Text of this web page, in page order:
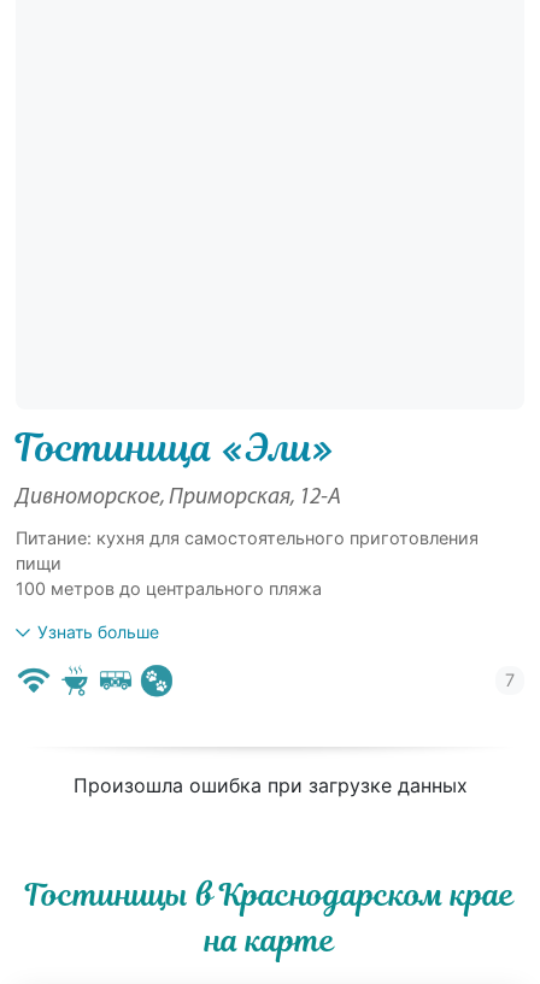
Гостиница «Эли»
Дивноморское, Приморская, 12-А
Питание: кухня для самостоятельного приготовления
пищи
100 метров до центрального пляжа
Узнать больше
Произошла ошибка при загрузке данных
Гостиницы в Краснодарском крае
на карте